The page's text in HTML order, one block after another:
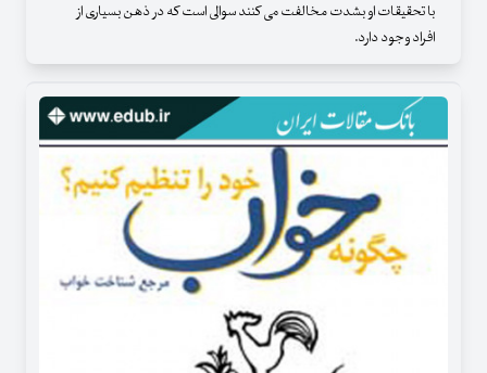
با تحقیقات او بشدت مخالفت می کنند سوالی است که در ذهن بسیاری از
افراد وجود دارد.